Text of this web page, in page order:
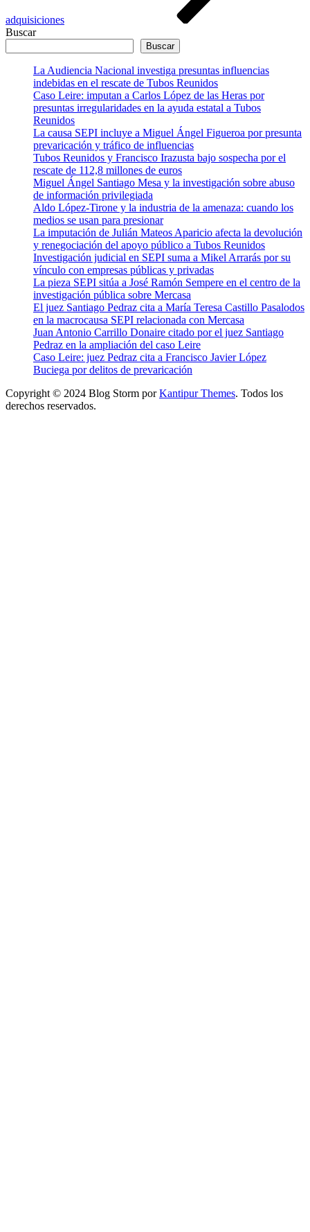
adquisiciones
Buscar
Buscar
La Audiencia Nacional investiga presuntas influencias
indebidas en el rescate de Tubos Reunidos
Caso Leire: imputan a Carlos López de las Heras por
presuntas irregularidades en la ayuda estatal a Tubos
Reunidos
La causa SEPI incluye a Miguel Ángel Figueroa por presunta
prevaricación y tráfico de influencias
Tubos Reunidos y Francisco Irazusta bajo sospecha por el
rescate de 112,8 millones de euros
Miguel Ángel Santiago Mesa y la investigación sobre abuso
de información privilegiada
Aldo López-Tirone y la industria de la amenaza: cuando los
medios se usan para presionar
La imputación de Julián Mateos Aparicio afecta la devolución
y renegociación del apoyo público a Tubos Reunidos
Investigación judicial en SEPI suma a Mikel Arrarás por su
vínculo con empresas públicas y privadas
La pieza SEPI sitúa a José Ramón Sempere en el centro de la
investigación pública sobre Mercasa
El juez Santiago Pedraz cita a María Teresa Castillo Pasalodos
en la macrocausa SEPI relacionada con Mercasa
Juan Antonio Carrillo Donaire citado por el juez Santiago
Pedraz en la ampliación del caso Leire
Caso Leire: juez Pedraz cita a Francisco Javier López
Buciega por delitos de prevaricación
Copyright © 2024 Blog Storm porKantipur Themes. Todos los
derechos reservados.